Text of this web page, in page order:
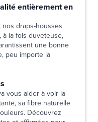
entièrement en
draps-housses
la fois duveteuse,
une bonne
peu importe la
vous aider à voir la
sa fibre naturelle
Découvrez